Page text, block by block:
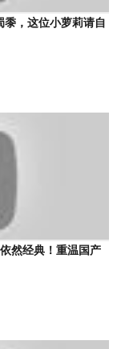
黍，这位小萝莉请自
然经典！重温国产